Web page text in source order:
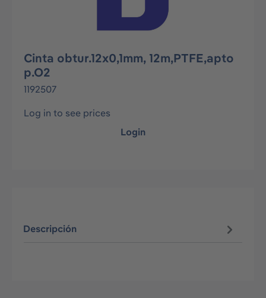
Cinta obtur.12x0,1mm, 12m,PTFE,apto
p.O2
1192507
Log in to see prices
Login
Descripción